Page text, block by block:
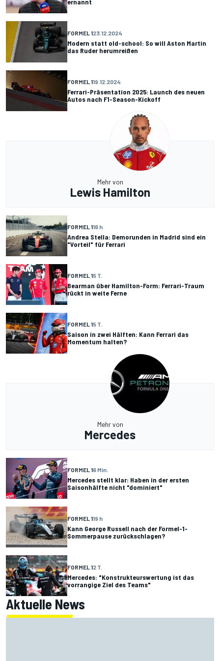
FORMEL 123.12.2024
Modern statt old-school: So will Aston Martin
das Ruder herumreißen
FORMEL 119.12.2024
Ferrari-Präsentation 2025: Launch des neuen
Autos nach F1-Season-Kickoff
Mehr von
Lewis Hamilton
FORMEL 116 h
Andrea Stella: Demorunden in Madrid sind ein
"Vorteil" für Ferrari
FORMEL 15 T.
Bearman über Hamilton-Form: Ferrari-Traum
rückt in weite Ferne
FORMEL 15 T.
Saison in zwei Hälften: Kann Ferrari das
Momentum halten?
Mehr von
Mercedes
FORMEL 16 Min.
Mercedes stellt klar: Haben in der ersten
Saisonhälfte nicht "dominiert"
FORMEL 119 h
Kann George Russell nach der Formel-1-
Sommerpause zurückschlagen?
FORMEL 12 T.
Mercedes: "Konstrukteurswertung ist das
vorrangige Ziel des Teams"
Aktuelle News